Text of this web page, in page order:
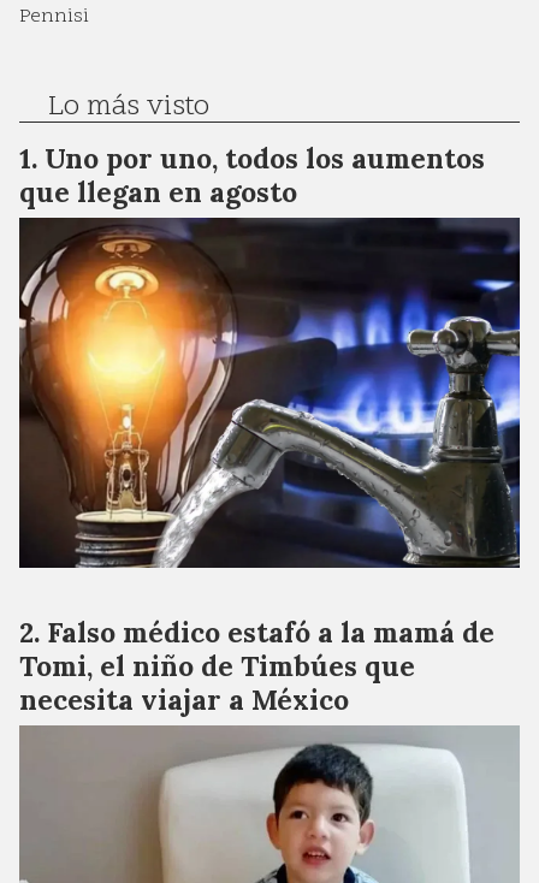
Pennisi
Lo más visto
Uno por uno, todos los aumentos
que llegan en agosto
Falso médico estafó a la mamá de
Tomi, el niño de Timbúes que
necesita viajar a México